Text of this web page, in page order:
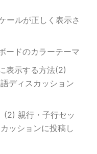
ールが正しく表示さ
ードのカラーテーマ
表示する方法(2)
ディスカッション
(2) 親行・子行セッ
ッションに投稿し